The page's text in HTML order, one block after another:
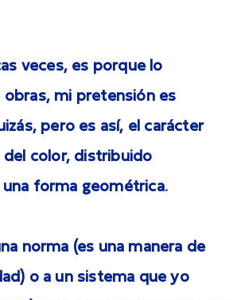
veces, es porque lo
mi pretensión es
pero es así, el carácter
del color, distribuido
forma geométrica.
norma (es una manera de
o a un sistema que yo